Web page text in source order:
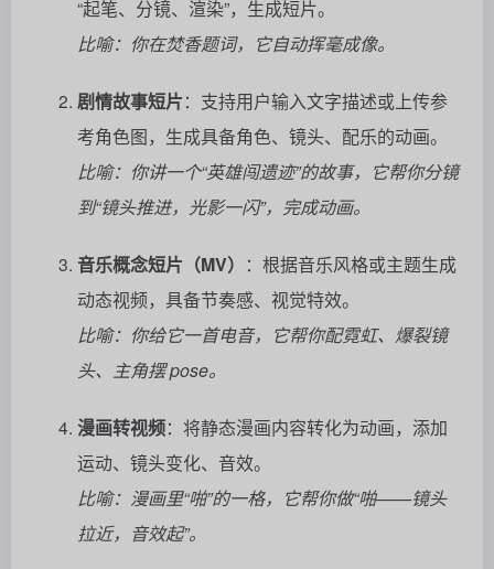
“起笔、分镜、渲染”，生成短片。
比喻：你在焚香题词，它自动挥毫成像。
剧情故事短片：支持用户输入文字描述或上传参
考角色图，生成具备角色、镜头、配乐的动画。
比喻：你讲一个“英雄闯遗迹”的故事，它帮你分镜
到“镜头推进，光影一闪”，完成动画。
音乐概念短片（MV） ：根据音乐风格或主题生成
动态视频，具备节奏感、视觉特效。
比喻：你给它一首电音，它帮你配霓虹、爆裂镜
头、主角摆 pose。
漫画转视频：将静态漫画内容转化为动画，添加
运动、镜头变化、音效。
比喻：漫画里“啪”的一格，它帮你做“啪——镜头
拉近，音效起”。